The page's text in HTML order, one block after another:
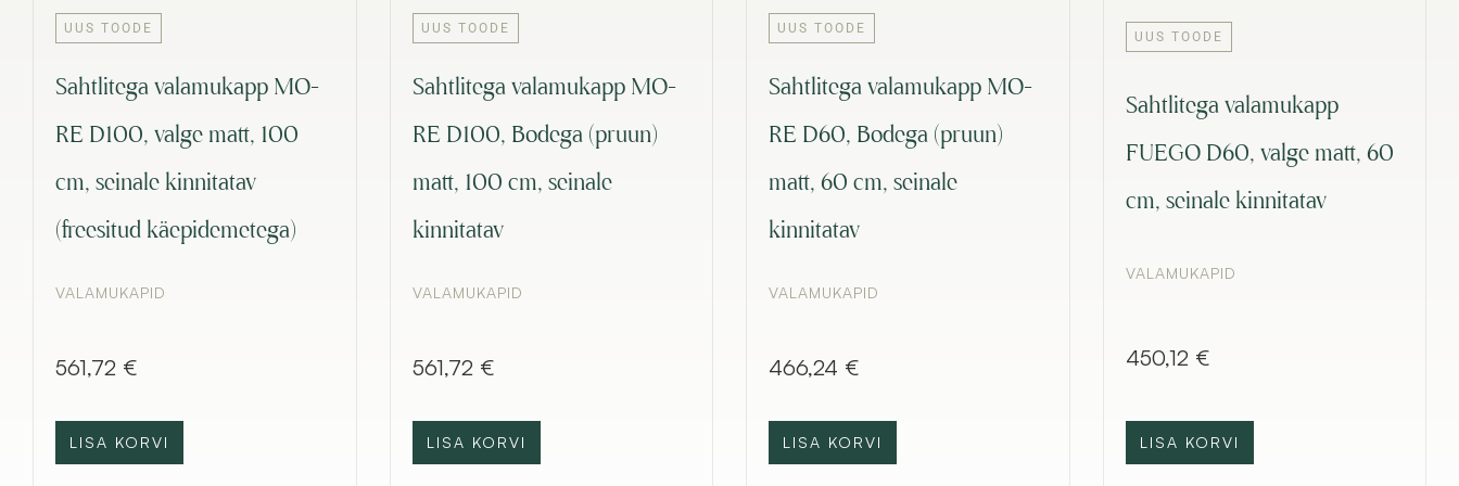
UUS TOODE
Sahtlitega valamukapp MO-
RE D100, valge matt, 100
cm, seinale kinnitatav
(freesitud käepidemetega)
VALAMUKAPID
561,72 €
LISA KORVI
UUS TOODE
Sahtlitega valamukapp MO-
RE D100, Bodega (pruun)
matt, 100 cm, seinale
kinnitatav
VALAMUKAPID
561,72 €
LISA KORVI
UUS TOODE
Sahtlitega valamukapp MO-
RE D60, Bodega (pruun)
matt, 60 cm, seinale
kinnitatav
VALAMUKAPID
466,24 €
LISA KORVI
UUS TOODE
Sahtlitega valamukapp
FUEGO D60, valge matt, 60
cm, seinale kinnitatav
VALAMUKAPID
450,12 €
LISA KORVI